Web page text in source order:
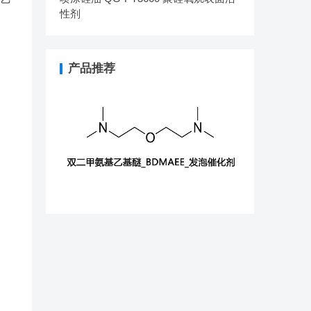
性剂
产品推荐